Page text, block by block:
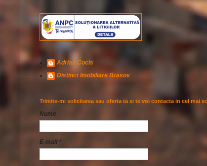
Adrian Cocis
Distinct Imobiliare Brasov
Trimite-mi solicitarea sau oferta ta si te voi contacta in cel mai
Nume
E-mail *